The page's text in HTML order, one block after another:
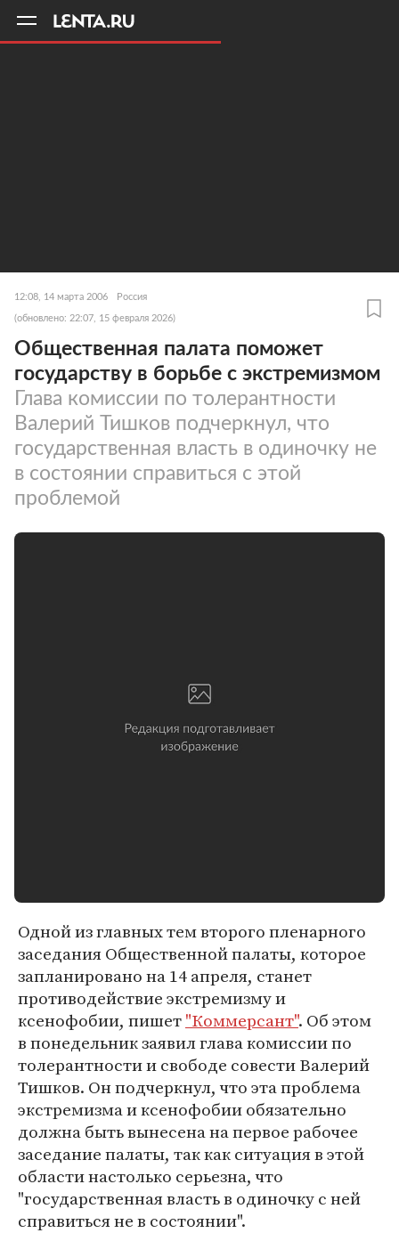
12:08, 14 марта 2006 Россия
(обновлено: 22:07, 15 февраля 2026)
Общественная палата поможет
государству в борьбе с экстремизмом
Глава комиссии по толерантности
Валерий Тишков подчеркнул, что
государственная власть в одиночку не
в состоянии справиться с этой
проблемой
Одной из главных тем второго пленарного
заседания Общественной палаты, которое
запланировано на 14 апреля, станет
противодействие экстремизму и
ксенофобии, пишет"Коммерсант". Об этом
в понедельник заявил глава комиссии по
толерантности и свободе совести Валерий
Тишков. Он подчеркнул, что эта проблема
экстремизма и ксенофобии обязательно
должна быть вынесена на первое рабочее
заседание палаты, так как ситуация в этой
области настолько серьезна, что
"государственная власть в одиночку с ней
справиться не в состоянии".